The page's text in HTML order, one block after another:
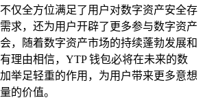
仅全方位满足了用户对数字资产安全存
求，还为用户开辟了更多参与数字资产
，随着数字资产市场的持续蓬勃发展和
理由相信，YTP 钱包必将在未来的数
举足轻重的作用，为用户带来更多意想
的价值。